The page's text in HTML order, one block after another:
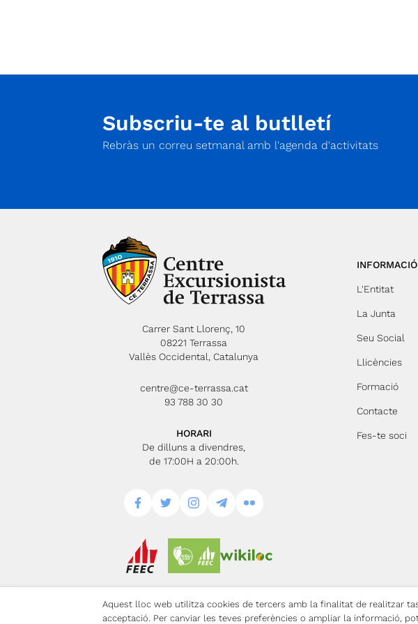
alternant els espais del CET i zones verdes de
Subscriu-te al butlletí
Rebràs un correu setmanal amb l'agenda d'activitats
Carrer Sant Llorenç, 10
08221 Terrassa
Vallès Occidental, Catalunya
centre@ce-terrassa.cat
93 788 30 30
HORARI
De dilluns a divendres,
de 17:00H a 20:00h.
INFORMACIÓ
L'Entitat
La Junta
Seu Social
Llicències
Formació
Contacte
Fes-te soci
Avís Legal Política de Privacitat
Aquest lloc web utilitza cookies de tercers amb la finalitat de realitzar
acceptació. Per canviar les teves preferències o ampliar la informació,